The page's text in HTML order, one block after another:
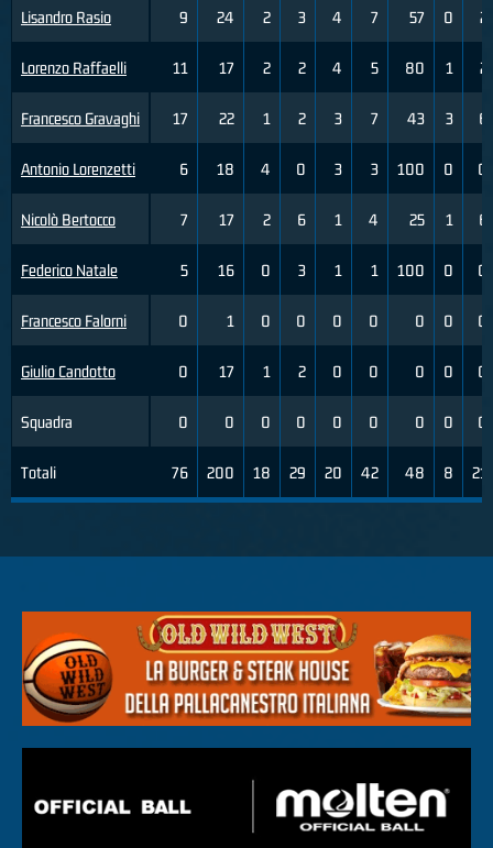
Lisandro Rasio
Lorenzo Raffaelli
Francesco Gravaghi
Antonio Lorenzetti
Nicolò Bertocco
Federico Natale
Francesco Falorni
Giulio Candotto
Squadra
Totali
9 24 2 3 4 7 57 0 2
11 17 2 2 4 5 80 1 2
17 22 1 2 3 7 43 3 6
6 18 4 0 3 3 100 0 0
7 17 2 6 1 4 25 1 6
5 16 0 3 1 1 100 0 0
0 1 0 0 0 0 0 0 0
0 17 1 2 0 0 0 0 0
0 0 0 0 0 0 0 0 0
76 200 18 29 20 42 48 8 21